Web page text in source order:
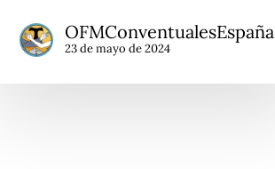
OFMConventualesEspaña
23 de mayo de 2024